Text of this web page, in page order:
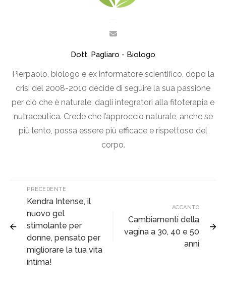
Dott. Pagliaro - Biologo
Pierpaolo, biologo e ex informatore scientifico, dopo la
crisi del 2008-2010 decide di seguire la sua passione
per ciò che è naturale, dagli integratori alla fitoterapia e
nutraceutica. Crede che l’approccio naturale, anche se
più lento, possa essere più efficace e rispettoso del
corpo.
PRECEDENTE
Kendra Intense, il
nuovo gel
stimolante per
donne, pensato per
migliorare la tua vita
intima!
ACCANTO
Cambiamenti della
vagina a 30, 40 e 50
anni